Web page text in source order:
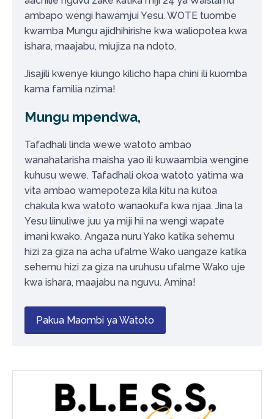
ambapo wengi hawamjui Yesu. WOTE tuombe
kwamba Mungu ajidhihirishe kwa waliopotea kwa
ishara, maajabu, miujiza na ndoto.
Jisajili kwenye kiungo kilicho hapa chini ili kuomba
kama familia nzima!
Mungu mpendwa,
Tafadhali linda wewe watoto ambao
wanahatarisha maisha yao ili kuwaambia wengine
kuhusu wewe. Tafadhali okoa watoto yatima wa
vita ambao wamepoteza kila kitu na kutoa
chakula kwa watoto wanaokufa kwa njaa. Jina la
Yesu liinuliwe juu ya miji hii na wengi wapate
imani kwako. Angaza nuru Yako katika sehemu
hizi za giza na acha ufalme Wako uangaze katika
sehemu hizi za giza na uruhusu ufalme Wako uje
kwa ishara, maajabu na nguvu. Amina!
Pakua Maombi ya Watoto